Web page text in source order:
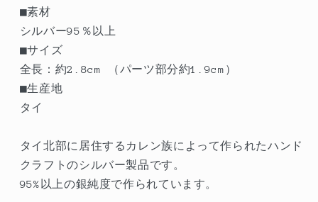
バ
ー
ピ
ア
ス
＜
ウ
ン
ド
ー
ア
ウ
ン
ド
■素材
シルバー95％以上
■サイズ
全長：約2.8cm （パーツ部分約1.9cm）
■生産地
タイ
タイ北部に居住するカレン族によって作られたハンド
クラフトのシルバー製品です。
95%以上の銀純度で作られています。